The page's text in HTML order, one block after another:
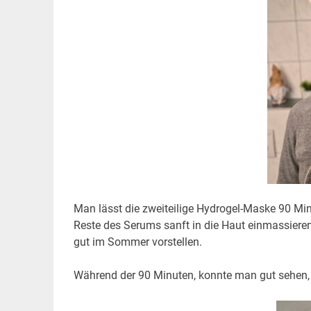
Man lässt die zweiteilige Hydrogel-Maske 90
Reste des Serums sanft in die Haut
gut im Sommer vorstellen.
Während der 90 Minuten, konnte man gut